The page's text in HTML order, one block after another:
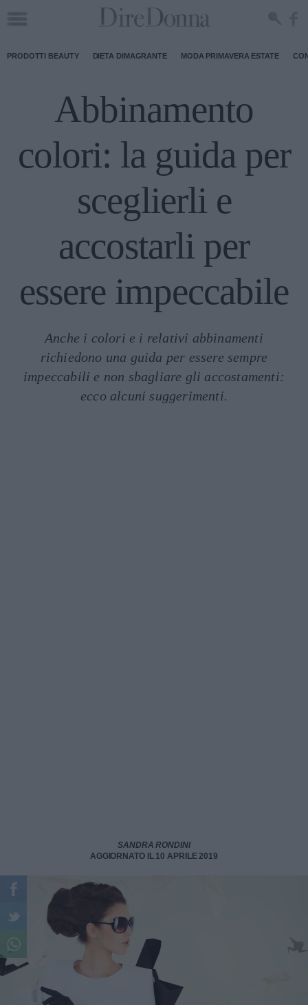
PRODOTTI BEAUTY DIETA DIMAGRANTE MODA PRIMAVERA ESTATE
Abbinamento
colori: la guida per
sceglierli e
accostarli per
essere impeccabile
Anche i colori e i relativi abbinamenti
richiedono una guida per essere sempre
impeccabili e non sbagliare gli accostamenti:
ecco alcuni suggerimenti.
SANDRA RONDINI
AGGIORNATO IL 10 APRILE 2019